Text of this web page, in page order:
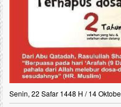
Senin, 22 Safar 1448 H / 14
Hidup Naura
rintangan
berusia
pembuluh